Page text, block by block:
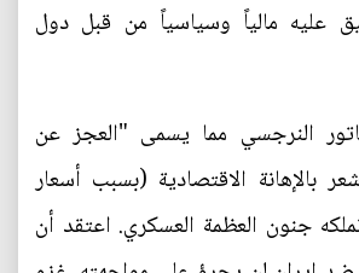
عليه مالياً وسياسياً من قبل دول
النرجسي مما يسمى "العجز عن
بالإهانة الاقتصادية (بسبب أسعار
جنون العظمة العسكري. اعتقد أن